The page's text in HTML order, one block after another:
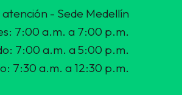
- Sede Medellín
7:00 a.m. a 7:00 p.m.
7:00 a.m. a 5:00 p.m.
7:30 a.m. a 12:30 p.m.